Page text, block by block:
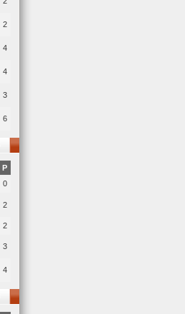
2
4
4
3
6
P
0
2
2
3
4